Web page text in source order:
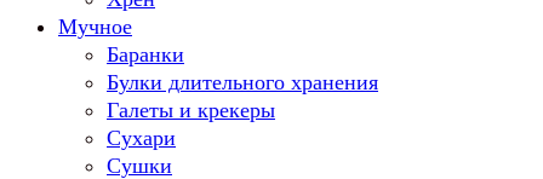
Мучное
Баранки
Булки длительного хранения
Галеты и крекеры
Сухари
Сушки